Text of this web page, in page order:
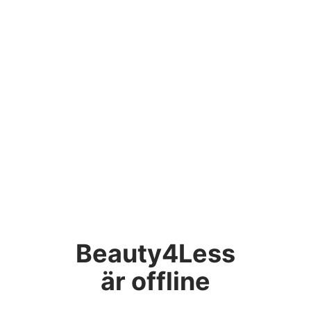
Beauty4Less
är offline